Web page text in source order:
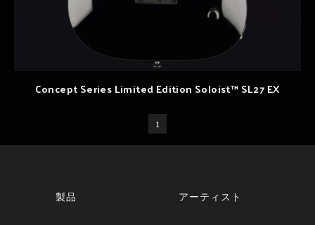
Concept Series Limited Edition Soloist™ SL27 EX
1
製品 アーティスト